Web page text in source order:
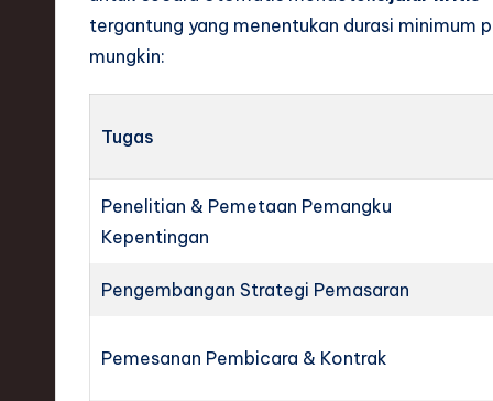
tergantung yang menentukan durasi minimum
mungkin:
Tugas
Penelitian & Pemetaan Pemangku
Kepentingan
Pengembangan Strategi Pemasaran
Pemesanan Pembicara & Kontrak